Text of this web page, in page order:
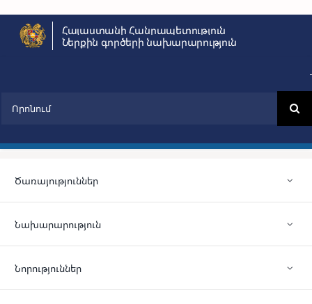
content
Հայաստանի Հանրապետություն
Ներքին գործերի նախարարություն
Ծառայություններ
Նախարարություն
Նորություններ